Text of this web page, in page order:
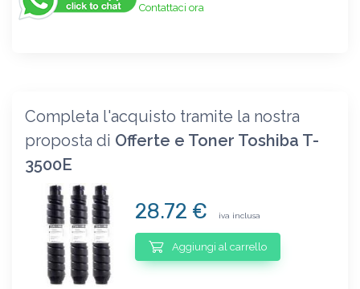
Contattaci ora
Completa l'acquisto tramite la nostra
proposta di Offerte e Toner Toshiba T-
3500E
28.72 € iva inclusa
Aggiungi al carrello